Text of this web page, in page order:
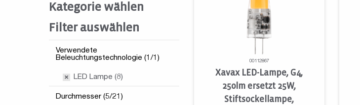
Kategorie wählen
Filter auswählen
Verwendete
Beleuchtungstechnologie (1/1)
LED Lampe (8)
Durchmesser (5/21)
00112867
Xavax LED-Lampe, G4,
250lm ersetzt 25W,
Stiftsockellampe,